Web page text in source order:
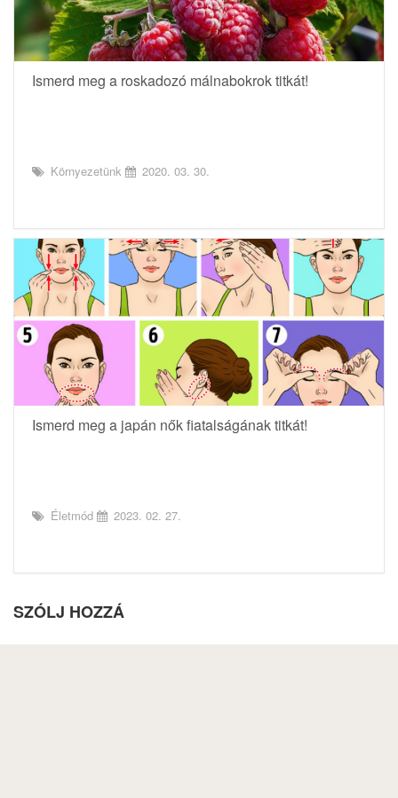
Ismerd meg a roskadozó málnabokrok titkát!
Környezetünk 2020. 03. 30.
Ismerd meg a japán nők fiatalságának titkát!
Életmód 2023. 02. 27.
SZÓLJ HOZZÁ